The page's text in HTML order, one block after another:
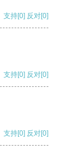
支持[0] 反对[0]
支持[0] 反对[0]
支持[0] 反对[0]